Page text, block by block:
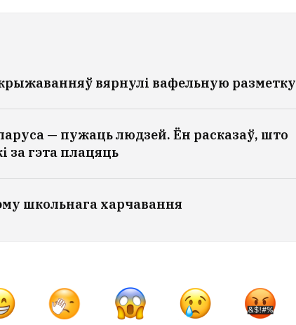
вярнулі вафельную разметку
— пужаць людзей. Ён расказаў, што
за гэта плацяць
школьнага харчавання